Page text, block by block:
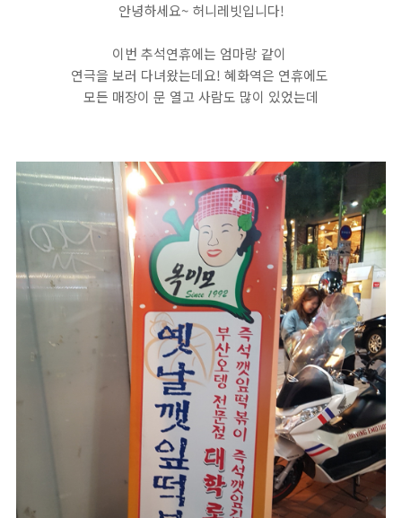
안녕하세요~ 허니레빗입니다!
이번 추석연휴에는 엄마랑 같이
연극을 보러 다녀왔는데요! 혜화역은 연휴에도
모든 매장이 문 열고 사람도 많이 있었는데